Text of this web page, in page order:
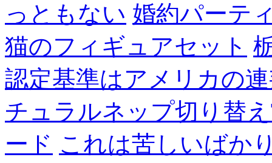
っともない 婚約パーテ
猫のフィギュアセット
認定基準はアメリカの
チュラルネップ切り替
ード これは苦しいばか